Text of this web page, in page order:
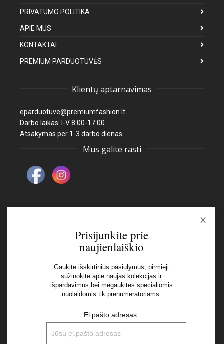
PRIVATUMO POLITIKA
APIE MUS
KONTAKTAI
PREMIUM PARDUOTUVĖS
Klientų aptarnavimas
eparduotuve@premiumfashion.lt
Darbo laikas: I-V 8:00-17:00
Atsakymas per 1-3 darbo dienas
Mus galite rasti
Naujienlaiškis
Aš perskaičiau ir sutinku su Privatumo Politikos
×
Prisijunkite prie
naujienlaiškio
Gaukite išskirtinius pasiūlymus, pirmieji
sužinokite apie naujas kolekcijas ir
išpardavimus bei mėgaukitės specialiomis
nuolaidomis tik prenumeratoriams.
El pašto adresas: